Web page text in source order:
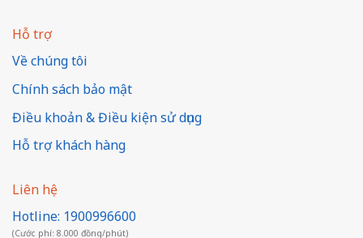
Hỗ trợ
Về chúng tôi
Chính sách bảo mật
Điều khoản & Điều kiện sử dụng
Hỗ trợ khách hàng
Liên hệ
Hotline: 1900996600
(Cước phí: 8.000 đồng/phút)